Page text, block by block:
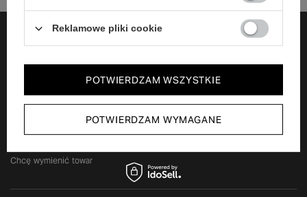
ZAMÓWIENIA
Śledzenie przesyłki
Chcę zareklamować produkt
Chcę wymienić towar
Reklamowe pliki cookie
POTWIERDZAM WYMAGANE
POTWIERDZAM WSZYSTKIE